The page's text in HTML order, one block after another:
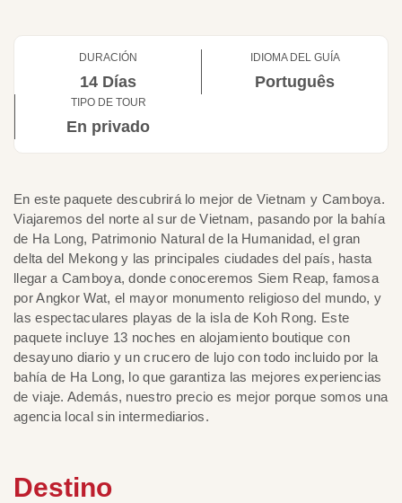
DURACIÓN
14 Días
IDIOMA DEL GUÍA
Português
TIPO DE TOUR
En privado
En este paquete descubrirá lo mejor de Vietnam y Camboya.
Viajaremos del norte al sur de Vietnam, pasando por la bahía
de Ha Long, Patrimonio Natural de la Humanidad, el gran
delta del Mekong y las principales ciudades del país, hasta
llegar a Camboya, donde conoceremos Siem Reap, famosa
por Angkor Wat, el mayor monumento religioso del mundo, y
las espectaculares playas de la isla de Koh Rong. Este
paquete incluye 13 noches en alojamiento boutique con
desayuno diario y un crucero de lujo con todo incluido por la
bahía de Ha Long, lo que garantiza las mejores experiencias
de viaje. Además, nuestro precio es mejor porque somos una
agencia local sin intermediarios.
Destino